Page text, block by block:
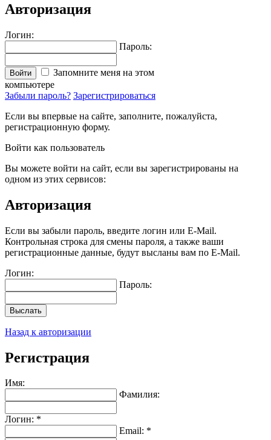
Авторизация
Логин:
Пароль:
Войти
Запомните меня на этом
компьютере
Забыли пароль? Зарегистрироваться
Если вы впервые на сайте, заполните, пожалуйста,
регистрационную форму.
Войти как пользователь
Вы можете войти на сайт, если вы зарегистрированы на
одном из этих сервисов:
Авторизация
Если вы забыли пароль, введите логин или E-Mail.
Контрольная строка для смены пароля, а также ваши
регистрационные данные, будут высланы вам по E-Mail.
Логин:
Пароль:
Выслать
Назад к авторизации
Регистрация
Имя:
Фамилия:
Логин: *
Email: *